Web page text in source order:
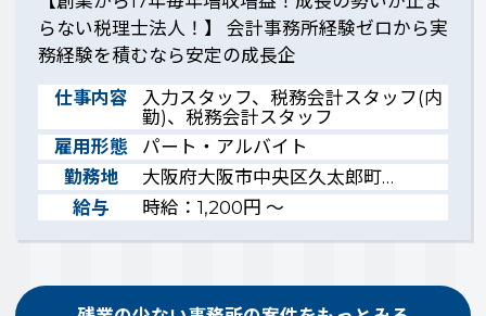
らない税理士法人！】 会計事務所経験ゼロから実
務経験を積むなら安定の成長企
仕事内容
入力スタッフ、税務会計スタッフ(内
勤)、税務会計スタッフ
雇用形態
パート・アルバイト
勤務地
大阪府大阪市中央区久太郎町…
給与
時給：1,200円 ～